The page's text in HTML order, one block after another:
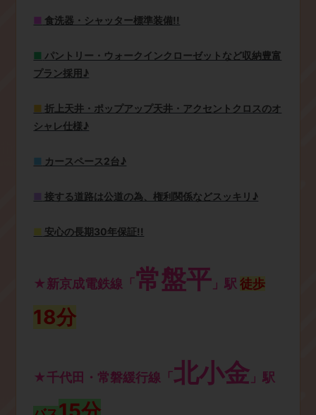
■ 食洗器・シャッター標準装備!!
■ パントリー・ウォークインクローゼットなど収納豊富
プラン採用♪
■ 折上天井・ポップアップ天井・アクセントクロスのオ
シャレ仕様♪
■ カースペース2台♪
接する道路は公道の為、権利関係などスッキリ♪
■ 安心の長期30年保証!!
★新京成電鉄線「常盤平 」駅 徒歩
18分
★千代田・常磐緩行線「北小金 」駅